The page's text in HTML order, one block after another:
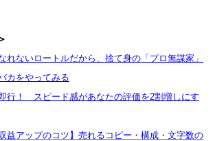
れないロートルだから、捨て身の「プロ無謀家」
カをやってみる
行！ スピード感があなたの評価を2割増しにす
益アップのコツ】売れるコピー・構成・文字数の